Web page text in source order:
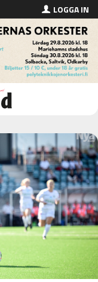
LOGGA IN